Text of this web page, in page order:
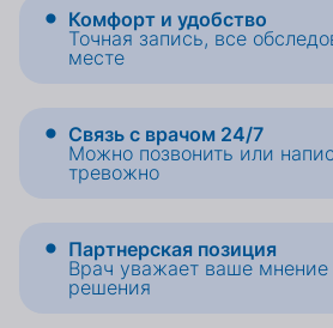
Комфорт и удобство
Точная запись, все
месте
Связь с врачом 24/7
Можно позвонить или
тревожно
Партнерская позиция
Врач уважает ваше
решения